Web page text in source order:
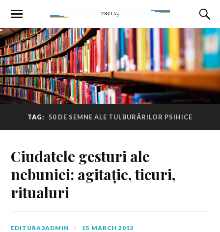
TAG: 50 DE SEMNE ALE TULBURĂRILOR PSIHICE
Ciudatele gesturi ale
nebuniei: agitație, ticuri,
ritualuri
EDITURA3ADMIN 15 MARCH 2012